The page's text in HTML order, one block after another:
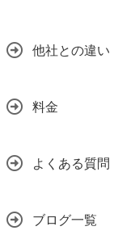
他社との違い
料金
よくある質問
ブログ一覧